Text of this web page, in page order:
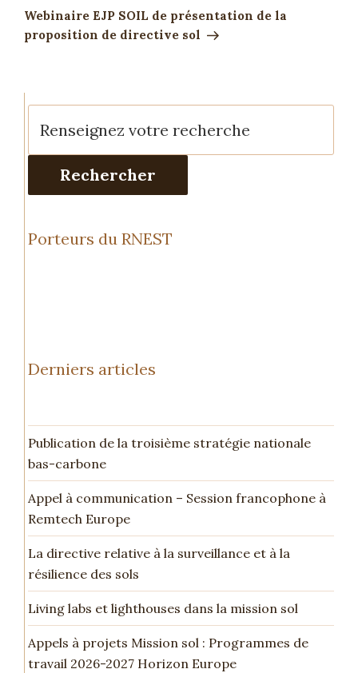
Webinaire EJP SOIL de présentation de la
proposition de directive sol
Rechercher
Porteurs du RNEST
Derniers articles
Publication de la troisième stratégie nationale
bas-carbone
Appel à communication – Session francophone à
Remtech Europe
La directive relative à la surveillance et à la
résilience des sols
Living labs et lighthouses dans la mission sol
Appels à projets Mission sol : Programmes de
travail 2026-2027 Horizon Europe